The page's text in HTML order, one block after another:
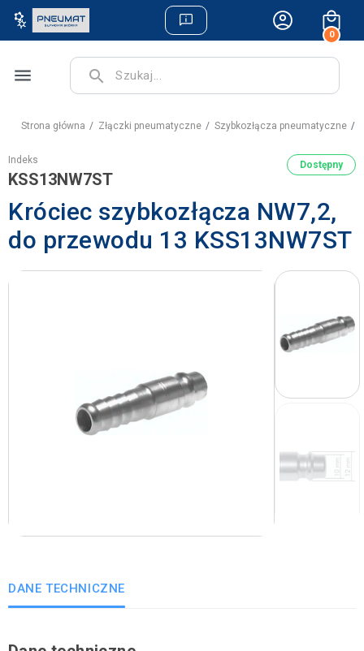
0
menu search
Strona główna Złączki pneumatyczne Szybkozłącza pneumatyczne
Indeks
KSS13NW7ST
Dostępny
Króciec szybkozłącza NW7,2,
do przewodu 13 KSS13NW7ST
DANE TECHNICZNE